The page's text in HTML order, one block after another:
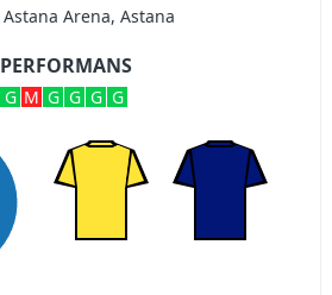
Astana Arena, Astana
PERFORMANS
G M G G G G